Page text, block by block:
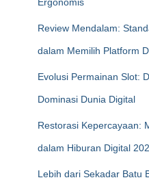
Review Mendalam:
dalam Memilih Platform
Evolusi Permainan Slot:
Dominasi Dunia Digital
Restorasi Kepercayaan:
dalam Hiburan Digital
Lebih dari Sekadar Batu